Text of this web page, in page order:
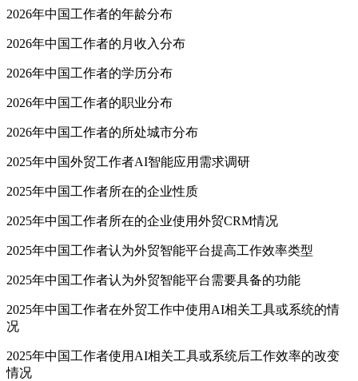
2026年中国工作者的年龄分布
2026年中国工作者的月收入分布
2026年中国工作者的学历分布
2026年中国工作者的职业分布
2026年中国工作者的所处城市分布
2025年中国外贸工作者AI智能应用需求调研
2025年中国工作者所在的企业性质
2025年中国工作者所在的企业使用外贸CRM情况
2025年中国工作者认为外贸智能平台提高工作效率类型
2025年中国工作者认为外贸智能平台需要具备的功能
2025年中国工作者在外贸工作中使用AI相关工具或系统的情
况
2025年中国工作者使用AI相关工具或系统后工作效率的改变
情况